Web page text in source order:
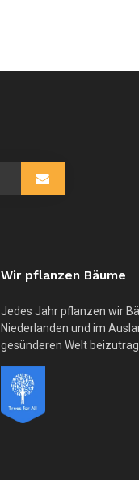
Wir pflanzen Bäume
Jedes Jahr pflanzen wir
Niederlanden und im
gesünderen Welt